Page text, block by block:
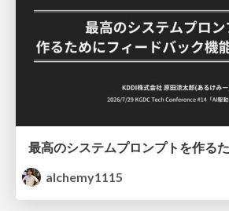
alchemy1115